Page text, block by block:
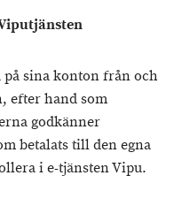
sina konton från och
efter hand som
godkänner
betalats till den egna
i e-tjänsten Vipu.